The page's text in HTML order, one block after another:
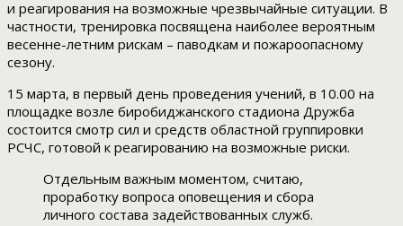
и реагирования на возможные чрезвычайные ситуации. В
частности, тренировка посвящена наиболее вероятным
весенне-летним рискам – паводкам и пожароопасному
сезону.
15 марта, в первый день проведения учений, в 10.00 на
площадке возле биробиджанского стадиона Дружба
состоится смотр сил и средств областной группировки
РСЧС, готовой к реагированию на возможные риски.
Отдельным важным моментом, считаю,
проработку вопроса оповещения и сбора
личного состава задействованных служб.